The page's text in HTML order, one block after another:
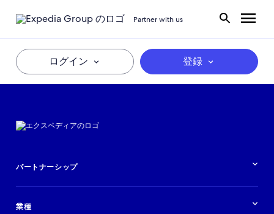
Partner with us
ログイン 登録
パートナーシップ
業種